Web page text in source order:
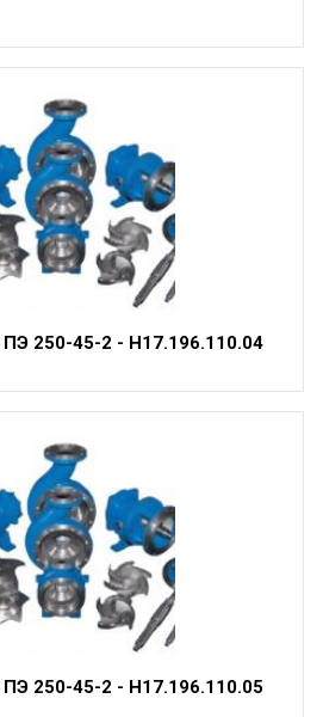
250-45-2 - Н17.196.110.04
250-45-2 - Н17.196.110.05